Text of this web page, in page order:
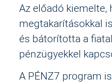
Az előadó
megtakarításokkal
és bátorította a
pénzügyekkel
A PÉNZ7 program